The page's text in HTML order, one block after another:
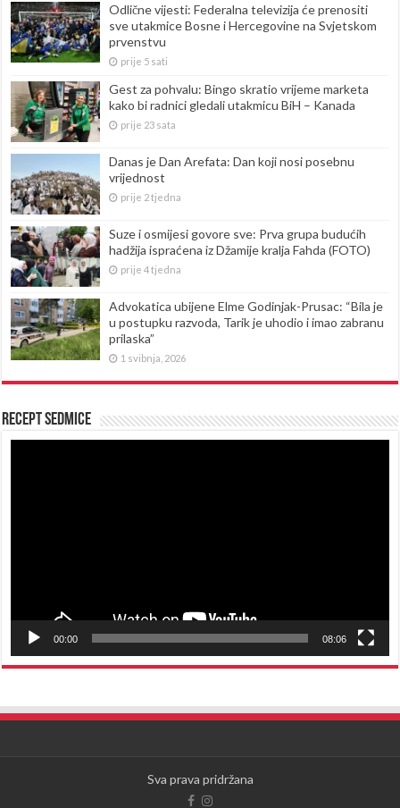
Odlične vijesti: Federalna televizija će prenositi
sve utakmice Bosne i Hercegovine na Svjetskom
prvenstvu
prije 5 sati
Gest za pohvalu: Bingo skratio vrijeme marketa
kako bi radnici gledali utakmicu BiH – Kanada
prije 23 sata
Danas je Dan Arefata: Dan koji nosi posebnu
vrijednost
prije 2 tjedna
Suze i osmijesi govore sve: Prva grupa budućih
hadžija ispraćena iz Džamije kralja Fahda (FOTO)
prije 4 tjedna
Advokatica ubijene Elme Godinjak-Prusac: “Bila je
u postupku razvoda, Tarik je uhodio i imao zabranu
prilaska”
1 svibnja, 2026
Recept sedmice
00:00 08:06
Sva prava pridržana